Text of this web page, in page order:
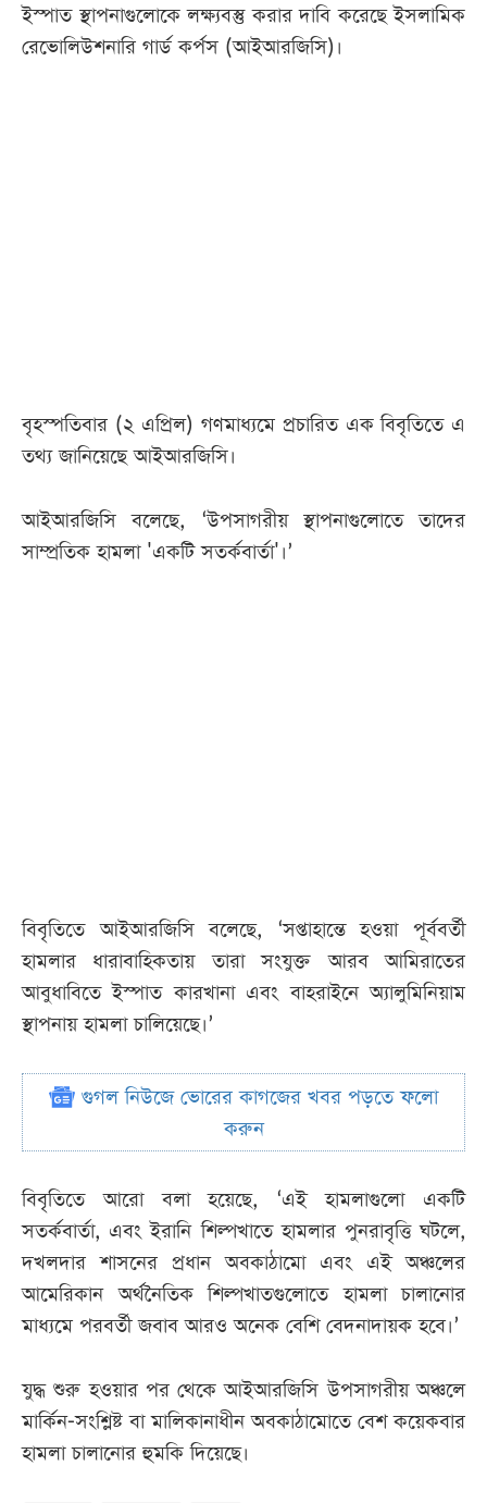
ইস্পাত স্থাপনাগুলোকে লক্ষ্যবস্তু করার দাবি করেছে ইসলামিক
রেভোলিউশনারি গার্ড কর্পস (আইআরজিসি)।
বৃহস্পতিবার (২ এপ্রিল) গণমাধ্যমে প্রচারিত এক বিবৃতিতে এ
তথ্য জানিয়েছে আইআরজিসি।
আইআরজিসি বলেছে, ‘উপসাগরীয় স্থাপনাগুলোতে তাদের
সাম্প্রতিক হামলা 'একটি সতর্কবার্তা'।’
বিবৃতিতে আইআরজিসি বলেছে, ‘সপ্তাহান্তে হওয়া পূর্ববর্তী
হামলার ধারাবাহিকতায় তারা সংযুক্ত আরব আমিরাতের
আবুধাবিতে ইস্পাত কারখানা এবং বাহরাইনে অ্যালুমিনিয়াম
স্থাপনায় হামলা চালিয়েছে।’
গুগল নিউজে ভোরের কাগজের খবর পড়তে ফলো
করুন
বিবৃতিতে আরো বলা হয়েছে, ‘এই হামলাগুলো একটি
সতর্কবার্তা, এবং ইরানি শিল্পখাতে হামলার পুনরাবৃত্তি ঘটলে,
দখলদার শাসনের প্রধান অবকাঠামো এবং এই অঞ্চলের
আমেরিকান অর্থনৈতিক শিল্পখাতগুলোতে হামলা চালানোর
মাধ্যমে পরবর্তী জবাব আরও অনেক বেশি বেদনাদায়ক হবে।’
যুদ্ধ শুরু হওয়ার পর থেকে আইআরজিসি উপসাগরীয় অঞ্চলে
মার্কিন-সংশ্লিষ্ট বা মালিকানাধীন অবকাঠামোতে বেশ কয়েকবার
হামলা চালানোর হুমকি দিয়েছে।